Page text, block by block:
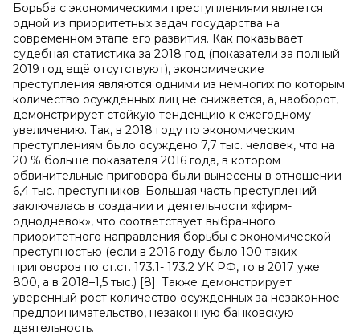
Борьба с экономическими преступлениями является
одной из приоритетных задач государства на
современном этапе его развития. Как показывает
судебная статистика за 2018 год (показатели за полный
2019 год ещё отсутствуют), экономические
преступления являются одними из немногих по которым
количество осуждённых лиц не снижается, а, наоборот,
демонстрирует стойкую тенденцию к ежегодному
увеличению. Так, в 2018 году по экономическим
преступлениям было осуждено 7,7 тыс. человек, что на
20 % больше показателя 2016 года, в котором
обвинительные приговора были вынесены в отношении
6,4 тыс. преступников. Большая часть преступлений
заключалась в создании и деятельности «фирм-
однодневок», что соответствует выбранного
приоритетного направления борьбы с экономической
преступностью (если в 2016 году было 100 таких
приговоров по ст.ст. 173.1- 173.2 УК РФ, то в 2017 уже
800, а в 2018–1,5 тыс.) [8]. Также демонстрирует
уверенный рост количество осуждённых за незаконное
предпринимательство, незаконную банковскую
деятельность.